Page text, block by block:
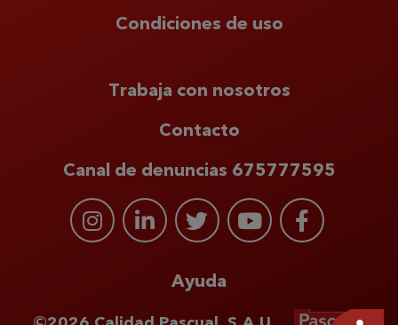
Condiciones de uso
Trabaja con nosotros
Contacto
Canal de denuncias 675777595
Ayuda